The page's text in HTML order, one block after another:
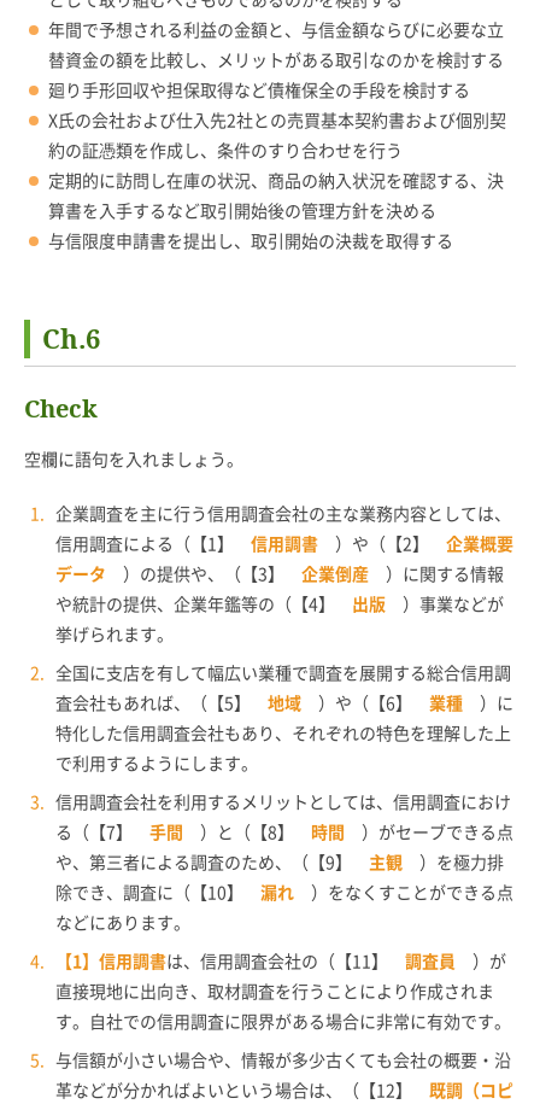
年間で予想される利益の金額と、与信金額ならびに必要な立
替資金の額を比較し、メリットがある取引なのかを検討する
廻り手形回収や担保取得など債権保全の手段を検討する
X氏の会社および仕入先2社との売買基本契約書および個別契
約の証憑類を作成し、条件のすり合わせを行う
定期的に訪問し在庫の状況、商品の納入状況を確認する、決
算書を入手するなど取引開始後の管理方針を決める
与信限度申請書を提出し、取引開始の決裁を取得する
Ch.6
Check
空欄に語句を入れましょう。
企業調査を主に行う信用調査会社の主な業務内容としては、
信用調査による（【1】
信用調書 ）や（【2】
企業概要
データ ）の提供や、（【3】 企業倒産 ）に関する情報
や統計の提供、企業年鑑等の（【4】
出版 ）事業などが
挙げられます。
全国に支店を有して幅広い業種で調査を展開する総合信用調
査会社もあれば、（【5】
地域 ）や（【6】 業種 ）に
特化した信用調査会社もあり、それぞれの特色を理解した上
で利用するようにします。
信用調査会社を利用するメリットとしては、信用調査におけ
る（【7】
手間 ）と（【8】 時間 ）がセーブできる点
や、第三者による調査のため、（【9】
主観 ）を極力排
除でき、調査に（【10】
漏れ ）をなくすことができる点
などにあります。
【1】信用調書は、信用調査会社の（【11】 調査員 ）が
直接現地に出向き、取材調査を行うことにより作成されま
す。自社での信用調査に限界がある場合に非常に有効です。
与信額が小さい場合や、情報が多少古くても会社の概要・沿
革などが分かればよいという場合は、（【12】
既調（コピ